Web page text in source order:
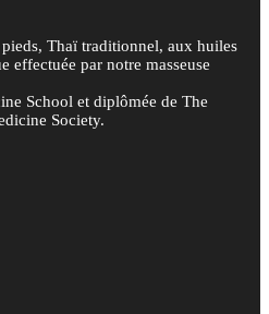
Thaï traditionnel, aux huiles
effectuée par notre masseuse
School et diplômée de The
Society.